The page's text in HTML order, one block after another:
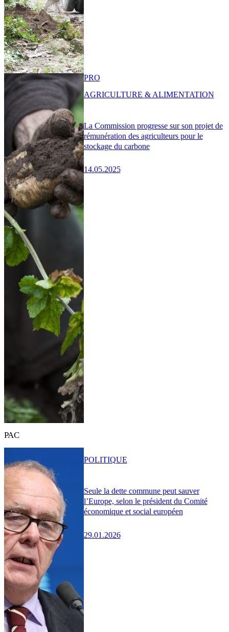
La Commission progresse sur son projet de
rémunération des agriculteurs pour le
stockage du carbone
14.05.2025
PRO
AGRICULTURE & ALIMENTATION
PAC
Seule la dette commune peut sauver
l’Europe, selon le président du Comité
économique et social européen
29.01.2026
POLITIQUE